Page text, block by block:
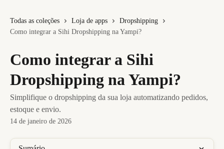
Todas as coleções Loja de apps
Dropshipping
Como integrar a Sihi Dropshipping na Yampi?
Como integrar a Sihi
Dropshipping na Yampi?
Simplifique o dropshipping da sua loja automatizando pedidos,
estoque e envio.
14 de janeiro de 2026